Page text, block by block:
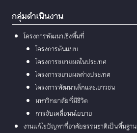
กลุ่มดำเนินงาน
โครงการพัฒนาเชิงพื้นที่
โครงการต้นแบบ
โครงการขยายผลในประเทศ
โครงการขยายผลต่างประเทศ
โครงการพัฒนาเด็กและเยาวชน
มหาวิทยาลัยที่มีชีวิต
การขับเคลื่อนนโยบาย
งานแก้ไขปัญหาที่อาศัยธรรมชาติเป็นพื้นฐาน